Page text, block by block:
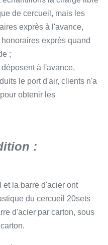
de cercueil, mais les
exprès à l'avance,
exprès quand
;
à l'avance,
le port d'air, clients n'a
obtenir les
:
et la barre d'acier ont
du cercueil 20sets
d'acier par carton, sous